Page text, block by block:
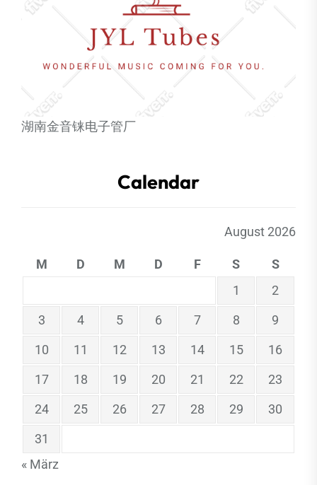
湖南金音铼电子管厂
Calendar
August 2026
M D M D F S
S
1
2
3
4 5 6 7 8
9
10
11 12 13 14 15
16
17
18 19 20 21 22
23
24
25 26 27 28 29
30
31
« März